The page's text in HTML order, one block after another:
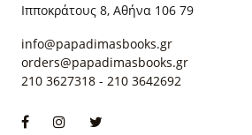
Ιπποκράτους 8, Αθήνα 106 79
info@papadimasbooks.gr
orders@papadimasbooks.gr
210 3627318 - 210 3642692